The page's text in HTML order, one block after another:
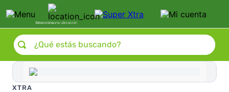
Seleccionauna ubicación
¿Qué estás buscando?
XTRA